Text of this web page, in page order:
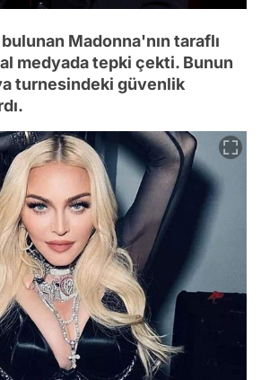
bulunan Madonna'nın taraflı
medyada tepki çekti. Bunun
turnesindeki güvenlik
Video
Test